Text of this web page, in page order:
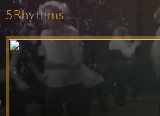
5Rhythms